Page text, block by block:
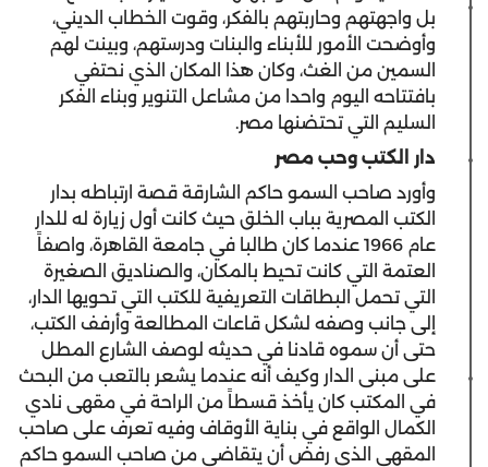
بل واجهتهم وحاربتهم بالفكر، وقوت الخطاب الديني،
وأوضحت الأمور للأبناء والبنات ودرستهم، وبينت لهم
السمين من الغث، وكان هذا المكان الذي نحتفي
بافتتاحه اليوم واحدا من مشاعل التنوير وبناء الفكر
السليم التي تحتضنها مصر.
دار الكتب وحب مصر
وأورد صاحب السمو حاكم الشارقة قصة ارتباطه بدار
الكتب المصرية بباب الخلق حيث كانت أول زيارة له للدار
عام 1966 عندما كان طالبا في جامعة القاهرة، واصفاً
العتمة التي كانت تحيط بالمكان، والصناديق الصغيرة
التي تحمل البطاقات التعريفية للكتب التي تحويها الدار،
إلى جانب وصفه لشكل قاعات المطالعة وأرفف الكتب،
حتى أن سموه قادنا في حديثه لوصف الشارع المطل
على مبنى الدار وكيف أنه عندما يشعر بالتعب من البحث
في المكتب كان يأخذ قسطاً من الراحة في مقهى نادي
الكمال الواقع في بناية الأوقاف وفيه تعرف على صاحب
المقهى الذي رفض أن يتقاضى من صاحب السمو حاكم